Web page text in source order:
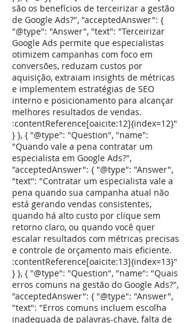
são os benefícios de terceirizar a gestão
de Google Ads?", "acceptedAnswer": {
"@type": "Answer", "text": "Terceirizar
Google Ads permite que especialistas
otimizem campanhas com foco em
conversões, reduzam custos por
aquisição, extraiam insights de métricas
e implementem estratégias de SEO
interno e posicionamento para alcançar
melhores resultados de vendas.
:contentReference[oaicite:12]{index=12}"
} }, { "@type": "Question", "name":
"Quando vale a pena contratar um
especialista em Google Ads?",
"acceptedAnswer": { "@type": "Answer",
"text": "Contratar um especialista vale a
pena quando sua campanha atual não
está gerando vendas consistentes,
quando há alto custo por clique sem
retorno claro, ou quando você quer
escalar resultados com métricas precisas
e controle de orçamento mais eficiente.
:contentReference[oaicite:13]{index=13}"
} }, { "@type": "Question", "name": "Quais
erros comuns na gestão do Google Ads?",
"acceptedAnswer": { "@type": "Answer",
"text": "Erros comuns incluem escolha
inadequada de palavras-chave, falta de